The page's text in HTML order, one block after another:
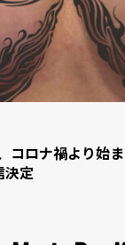
コロナ禍より始
決定